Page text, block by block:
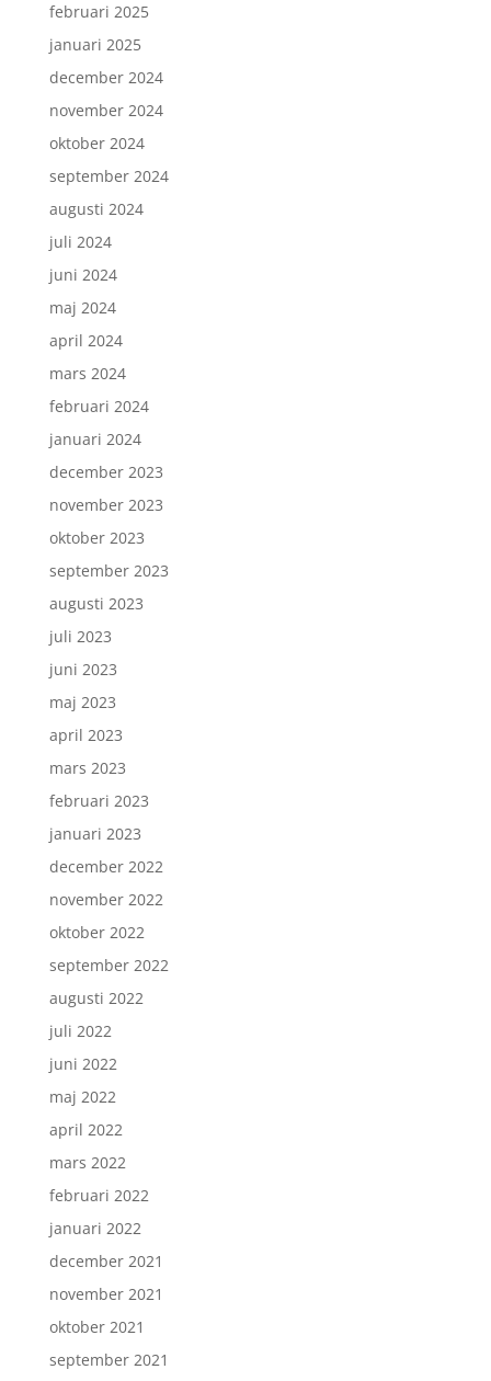
februari 2025
januari 2025
december 2024
november 2024
oktober 2024
september 2024
augusti 2024
juli 2024
juni 2024
maj 2024
april 2024
mars 2024
februari 2024
januari 2024
december 2023
november 2023
oktober 2023
september 2023
augusti 2023
juli 2023
juni 2023
maj 2023
april 2023
mars 2023
februari 2023
januari 2023
december 2022
november 2022
oktober 2022
september 2022
augusti 2022
juli 2022
juni 2022
maj 2022
april 2022
mars 2022
februari 2022
januari 2022
december 2021
november 2021
oktober 2021
september 2021